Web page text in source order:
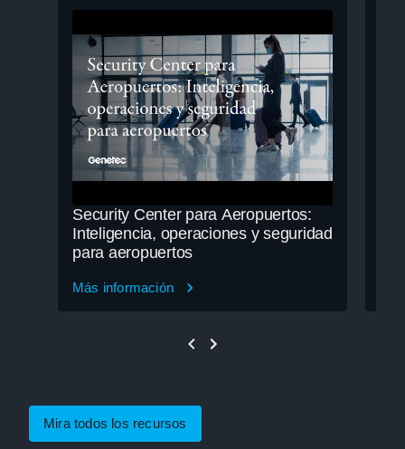
Security Center para Aeropuertos:
Inteligencia, operaciones y seguridad
para aeropuertos
Más información
Mira todos los recursos